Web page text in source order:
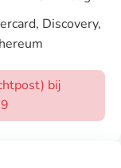
Discovery,
bij